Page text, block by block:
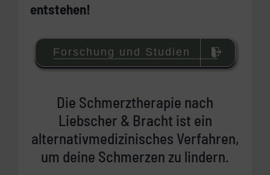
entstehen!
Forschung und Studien
Die Schmerztherapie nach
Liebscher & Bracht ist ein
alternativmedizinisches Verfahren,
um deine Schmerzen zu lindern.